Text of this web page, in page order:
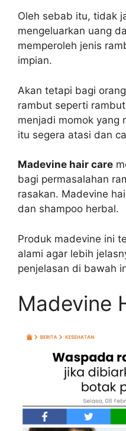
Oleh sebab itu, tidak
mengeluarkan uang
memperoleh jenis
impian.
Akan tetapi bagi
rambut seperti
menjadi momok yang
itu segera atasi dan
Madevine hair care
bagi permasalahan
rasakan. Madevine
dan shampoo herbal.
Produk madevine ini
alami agar lebih
penjelasan di bawah
Madevine